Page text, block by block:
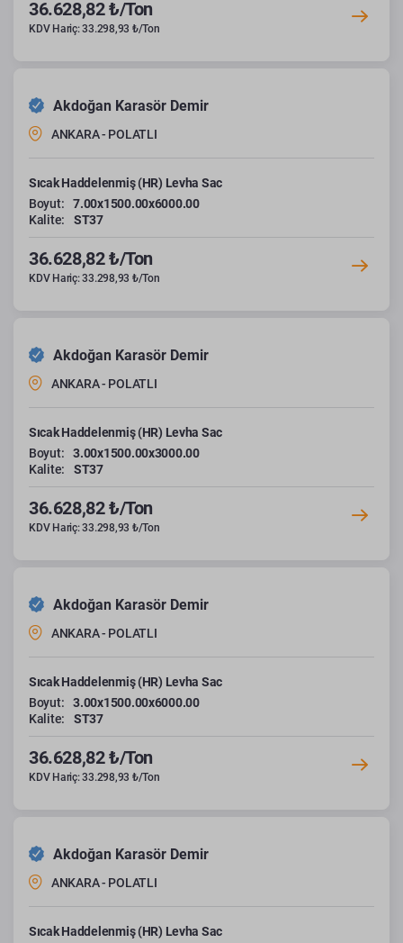
36.628,82 ₺/Ton
KDV Hariç: 33.298,93 ₺/Ton
Akdoğan Karasör Demir
ANKARA - POLATLI
Sıcak Haddelenmiş (HR) Levha Sac
Boyut:
7.00x1500.00x6000.00
Kalite:
ST37
36.628,82 ₺/Ton
KDV Hariç: 33.298,93 ₺/Ton
Akdoğan Karasör Demir
ANKARA - POLATLI
Sıcak Haddelenmiş (HR) Levha Sac
Boyut:
3.00x1500.00x3000.00
Kalite:
ST37
36.628,82 ₺/Ton
KDV Hariç: 33.298,93 ₺/Ton
Akdoğan Karasör Demir
ANKARA - POLATLI
Sıcak Haddelenmiş (HR) Levha Sac
Boyut:
3.00x1500.00x6000.00
Kalite:
ST37
36.628,82 ₺/Ton
KDV Hariç: 33.298,93 ₺/Ton
Akdoğan Karasör Demir
ANKARA - POLATLI
Sıcak Haddelenmiş (HR) Levha Sac